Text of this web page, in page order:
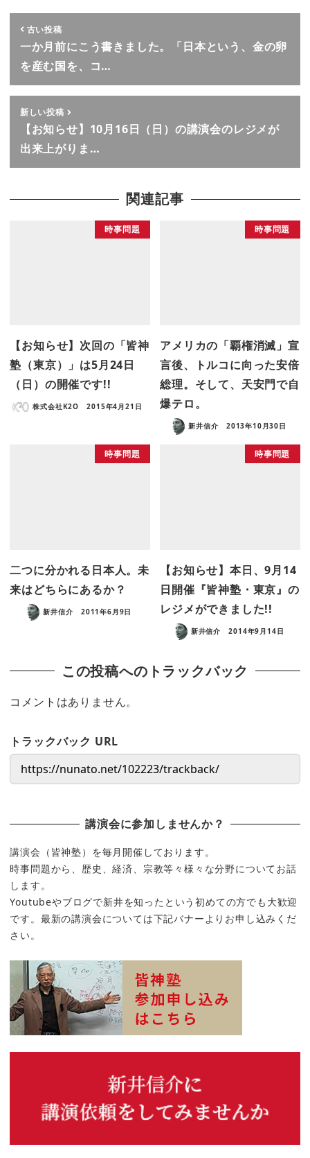
古い投稿
一か月前にこう書きました。「日本という、金の卵
を産む国を、コ…
新しい投稿
【お知らせ】10月16日（日）の講演会のレジメが
出来上がりま…
関連記事
時事問題
【お知らせ】次回の「皆神
塾（東京）」は5月24日
（日）の開催です!!
株式会社K2O 2015年4月21日
時事問題
アメリカの「覇権消滅」宣
言後、トルコに向った安倍
総理。そして、天安門で自
爆テロ。
新井信介 2013年10月30日
時事問題
二つに分かれる日本人。未
来はどちらにあるか？
新井信介 2011年6月9日
時事問題
【お知らせ】本日、9月14
日開催『皆神塾・東京』の
レジメができました!!
新井信介 2014年9月14日
この投稿へのトラックバック
コメントはありません。
トラックバック URL
講演会に参加しませんか？
講演会（皆神塾）を毎月開催しております。
時事問題から、歴史、経済、宗教等々様々な分野についてお話
します。
Youtubeやブログで新井を知ったという初めての方でも大歓迎
です。最新の講演会については下記バナーよりお申し込みくだ
さい。